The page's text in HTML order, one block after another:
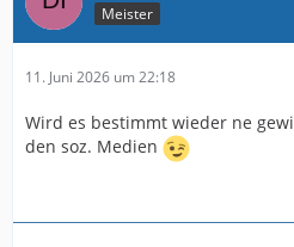
Meister
11. Juni 2026 um 22:18
Wird es bestimmt wieder ne
den soz. Medien